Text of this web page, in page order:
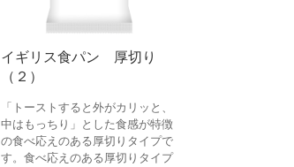
イギリス食パン 厚切り
（２）
「トーストすると外がカリッと、
中はもっちり」とした食感が特徴
の食べ応えのある厚切りタイプで
す。食べ応えのある厚切りタイプ